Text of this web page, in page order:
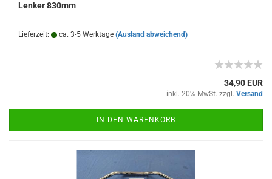
Lenker 830mm
Lieferzeit: ca. 3-5 Werktage (Ausland abweichend)
34,90 EUR
inkl. 20% MwSt. zzgl. Versand
IN DEN WARENKORB